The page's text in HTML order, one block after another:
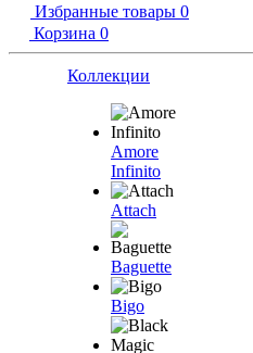
Избранные товары 0
Корзина 0
Коллекции
Amore
Infinito
Attach
Baguette
Bigo